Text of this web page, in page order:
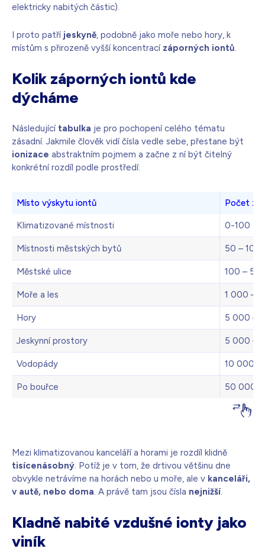
elektricky nabitých částic).
I proto patří jeskyně, podobně jako moře nebo hory, k
místům s přirozeně vyšší koncentracízáporných iontů.
Kolik záporných iontů kde
dýcháme
Následující tabulka je pro pochopení celého tématu
zásadní. Jakmile člověk vidí čísla vedle sebe, přestane být
ionizace abstraktním pojmem a začne z ní být čitelný
konkrétní rozdíl podle prostředí:
Místo výskytu iontů Počet
Klimatizované místnosti 0-100
Místnosti městských bytů 50 – 100
Městské ulice 100 –
Moře a les 1 000 –
Hory 5 000 –
Jeskynní prostory 5 000 –
Vodopády 10 000
Po bouřce 50 000 a
Mezi klimatizovanou kanceláří a horami je rozdíl klidně
tisícenásobný. Potíž je v tom, že drtivou většinu dne
obvykle netrávíme na horách nebo u moře, ale v kanceláři,
v autě, nebo doma. A právě tam jsou čísla nejnižší.
Kladně nabité vzdušné ionty jako
viník